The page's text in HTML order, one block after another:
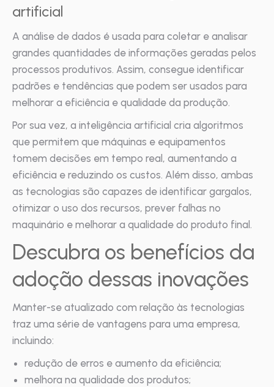
artificial
A análise de dados é usada para coletar e analisar
grandes quantidades de informações geradas pelos
processos produtivos. Assim, consegue identificar
padrões e tendências que podem ser usados para
melhorar a eficiência e qualidade da produção.
Por sua vez, a inteligência artificial cria algoritmos
que permitem que máquinas e equipamentos
tomem decisões em tempo real, aumentando a
eficiência e reduzindo os custos. Além disso, ambas
as tecnologias são capazes de identificar gargalos,
otimizar o uso dos recursos, prever falhas no
maquinário e melhorar a qualidade do produto final.
Descubra os benefícios da
adoção dessas inovações
Manter-se atualizado com relação às tecnologias
traz uma série de vantagens para uma empresa,
incluindo:
redução de erros e aumento da eficiência;
melhora na qualidade dos produtos;